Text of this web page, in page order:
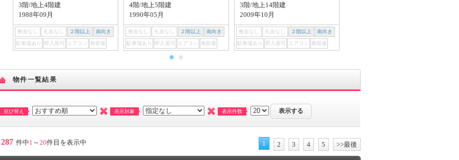
3階/地上4階建
1988年09月
敷金なし 礼金なし ２階以上 南向き
駐車場あり 即入居可 エアコン 角部屋
4階/地上5階建
1990年05月
敷金なし 礼金なし ２階以上 南向き
駐車場あり 即入居可 エアコン 角部屋
3階/地上14階建
2009年10月
敷金なし 礼金なし ２階以上 南向き
駐車場あり 即入居可 エアコン 角部屋
物件一覧結果
並び替え 表示対象 表示件数
287 件中1 ～ 20件目を表示中 1 2 3 4 5 >>最後